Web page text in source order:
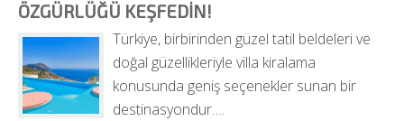
ÖZGÜRLÜĞÜ KEŞFEDIN!
Türkiye, birbirinden güzel tatil beldeleri ve
doğal güzellikleriyle villa kiralama
konusunda geniş seçenekler sunan bir
destinasyondur….